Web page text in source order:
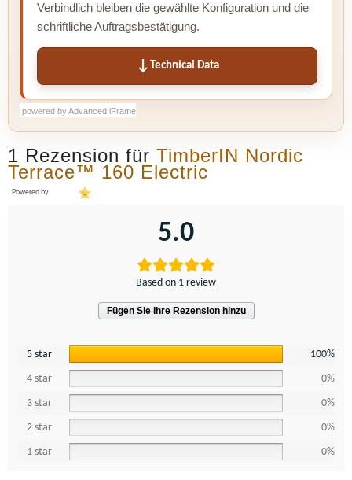
Verbindlich bleiben die gewählte Konfiguration und die
schriftliche Auftragsbestätigung.
Technical Data
powered by Advanced iFrame
powered by Advanced iFrame
powered by Advanced iFrame
1 Rezension für TimberIN Nordic
Terrace™ 160 Electric
Powered by
5.0
Based on 1 review
Fügen Sie Ihre Rezension hinzu
5 star 100%
4 star 0%
3 star 0%
2 star 0%
1 star 0%